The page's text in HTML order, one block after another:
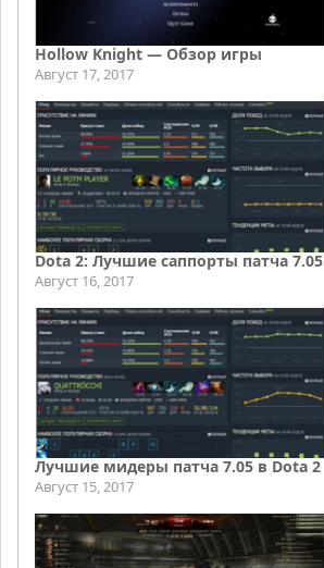
Hollow Knight — Обзор игры
Август 17, 2017
Dota 2: Лучшие саппорты патча 7.05
Август 16, 2017
Лучшие мидеры патча 7.05 в Dota 2
Август 15, 2017